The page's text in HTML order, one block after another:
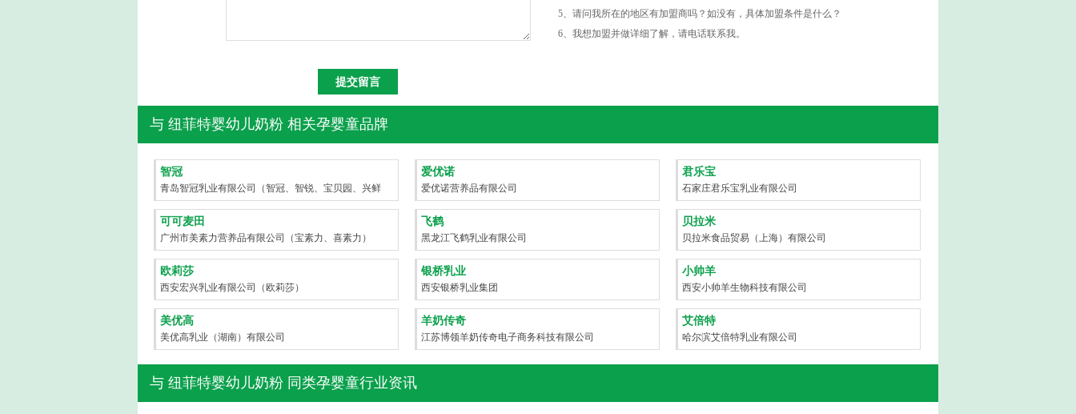
5、请问我所在的地区有加盟商吗？如没有，具体加盟条件是什么？
6、我想加盟并做详细了解，请电话联系我。
与 纽菲特婴幼儿奶粉 相关孕婴童品牌
智冠
青岛智冠乳业有限公司（智冠、智锐、宝贝园、兴鲜
道、哈特妈咪）
爱优诺
爱优诺营养品有限公司
君乐宝
石家庄君乐宝乳业有限公司
可可麦田
广州市美素力营养品有限公司（宝素力、喜素力）
飞鹤
黑龙江飞鹤乳业有限公司
贝拉米
贝拉米食品贸易（上海）有限公司
欧莉莎
西安宏兴乳业有限公司（欧莉莎）
银桥乳业
西安银桥乳业集团
小帅羊
西安小帅羊生物科技有限公司
美优高
美优高乳业（湖南）有限公司
羊奶传奇
江苏博领羊奶传奇电子商务科技有限公司
艾倍特
哈尔滨艾倍特乳业有限公司
与 纽菲特婴幼儿奶粉 同类孕婴童行业资讯